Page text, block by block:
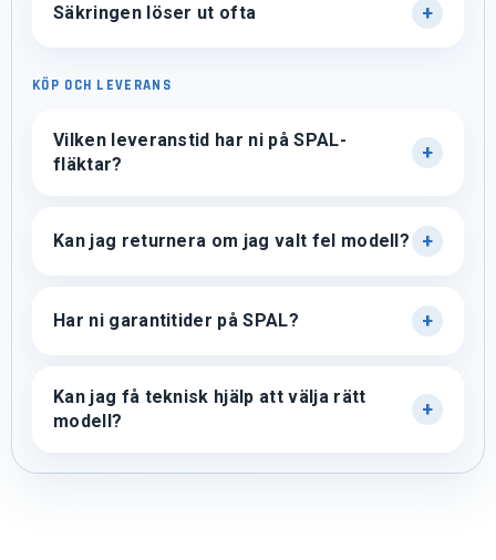
Säkringen löser ut ofta
KÖP OCH LEVERANS
Vilken leveranstid har ni på SPAL-
fläktar?
Kan jag returnera om jag valt fel modell?
Har ni garantitider på SPAL?
Kan jag få teknisk hjälp att välja rätt
modell?